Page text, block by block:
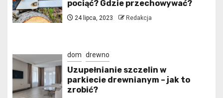
pociąć? Gdzie przechowywać?
24 lipca, 2023 Redakcja
dom drewno
Uzupełnianie szczelin w
parkiecie drewnianym – jak to
zrobić?